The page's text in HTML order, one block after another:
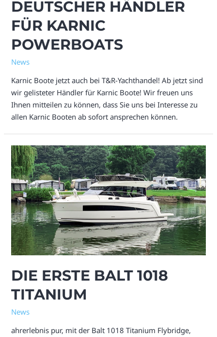
DEUTSCHER HÄNDLER
FÜR KARNIC
POWERBOATS
News
Karnic Boote jetzt auch bei T&R-Yachthandel! Ab jetzt sind
wir gelisteter Händler für Karnic Boote! Wir freuen uns
Ihnen mitteilen zu können, dass Sie uns bei Interesse zu
allen Karnic Booten ab sofort ansprechen können.
DIE ERSTE BALT 1018
TITANIUM
News
ahrerlebnis pur, mit der Balt 1018 Titanium Flybridge,